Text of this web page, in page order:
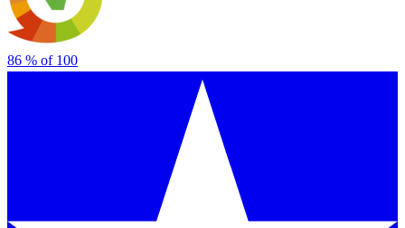
86 % of 100